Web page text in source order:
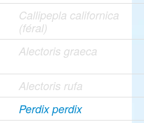
Callipepla californica
(féral)
Alectoris graeca
Alectoris rufa
Perdix perdix